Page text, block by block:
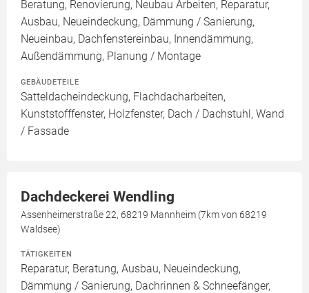
Beratung, Renovierung, Neubau Arbeiten, Reparatur,
Ausbau, Neueindeckung, Dämmung / Sanierung,
Neueinbau, Dachfenstereinbau, Innendämmung,
Außendämmung, Planung / Montage
GEBÄUDETEILE
Satteldacheindeckung, Flachdacharbeiten,
Kunststofffenster, Holzfenster, Dach / Dachstuhl, Wand
/ Fassade
Dachdeckerei Wendling
Assenheimerstraße 22, 68219 Mannheim (7km von 68219
Waldsee)
TÄTIGKEITEN
Reparatur, Beratung, Ausbau, Neueindeckung,
Dämmung / Sanierung, Dachrinnen & Schneefänger,